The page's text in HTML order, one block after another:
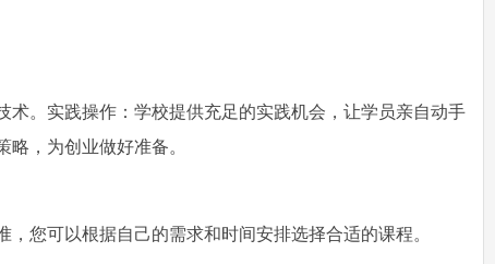
。实践操作：学校提供充足的实践机会，让学员亲自动手
，为创业做好准备。
您可以根据自己的需求和时间安排选择合适的课程。